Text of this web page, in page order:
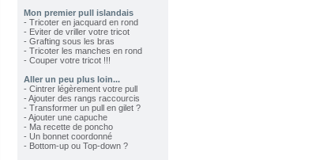
Mon premier pull islandais
- Tricoter en jacquard en rond
- Eviter de vriller votre tricot
- Grafting sous les bras
- Tricoter les manches en rond
- Couper votre tricot !!!
Aller un peu plus loin...
- Cintrer légèrement votre pull
- Ajouter des rangs raccourcis
- Transformer un pull en gilet ?
- Ajouter une capuche
- Ma recette de poncho
- Un bonnet coordonné
- Bottom-up ou Top-down ?